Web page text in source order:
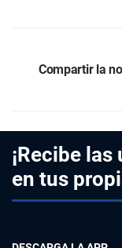
Compartir la
¡Recibe
en tus